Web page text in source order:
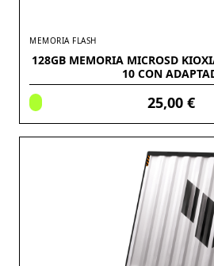
MEMORIA FLASH
128GB MEMORIA MICROSD
10 CON
25,00 €